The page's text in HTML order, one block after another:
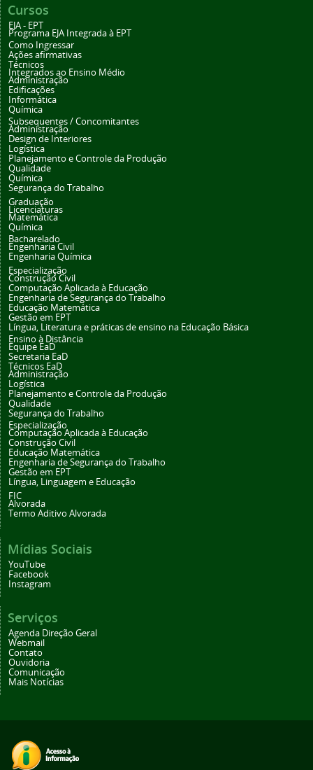
Cursos
EJA - EPT
Programa EJA Integrada à EPT
Como Ingressar
Ações afirmativas
Técnicos
Integrados ao Ensino Médio
Administração
Edificações
Informática
Química
Subsequentes / Concomitantes
Administração
Design de Interiores
Logística
Planejamento e Controle da Produção
Qualidade
Química
Segurança do Trabalho
Graduação
Licenciaturas
Matemática
Química
Bacharelado
Engenharia Civil
Engenharia Química
Especialização
Construção Civil
Computação Aplicada à Educação
Engenharia de Segurança do Trabalho
Educação Matemática
Gestão em EPT
Língua, Literatura e práticas de ensino na Educação Básica
Ensino à Distância
Equipe EaD
Secretaria EaD
Técnicos EaD
Administração
Logística
Planejamento e Controle da Produção
Qualidade
Segurança do Trabalho
Especialização
Computação Aplicada à Educação
Construção Civil
Educação Matemática
Engenharia de Segurança do Trabalho
Gestão em EPT
Língua, Linguagem e Educação
FIC
Alvorada
Termo Aditivo Alvorada
Mídias Sociais
YouTube
Facebook
Instagram
Serviços
Agenda Direção Geral
Webmail
Contato
Ouvidoria
Comunicação
Mais Notícias